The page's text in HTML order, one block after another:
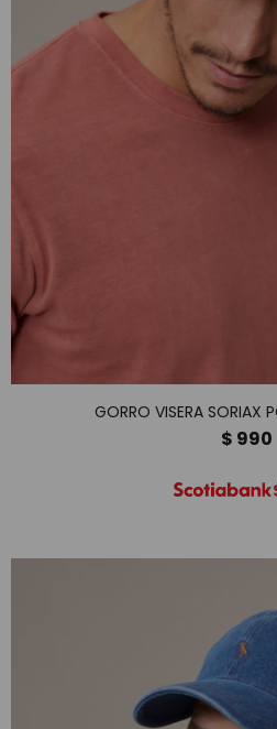
GORRO VISERA SORIAX
$ 990